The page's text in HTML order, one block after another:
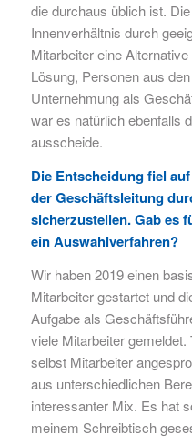
die durchaus üblich ist.
Innenverhältnis durch
Mitarbeiter eine
Lösung, Personen aus
Unternehmung als
war es natürlich ebenfalls
ausscheide.
Die Entscheidung fiel
der Geschäftsleitung
sicherzustellen. Gab es
ein Auswahlverfahren?
Wir haben 2019 einen
Mitarbeiter gestartet und
Aufgabe als
viele Mitarbeiter
selbst Mitarbeiter
aus unterschiedlichen
interessanter Mix. Es hat
meinem Schreibtisch